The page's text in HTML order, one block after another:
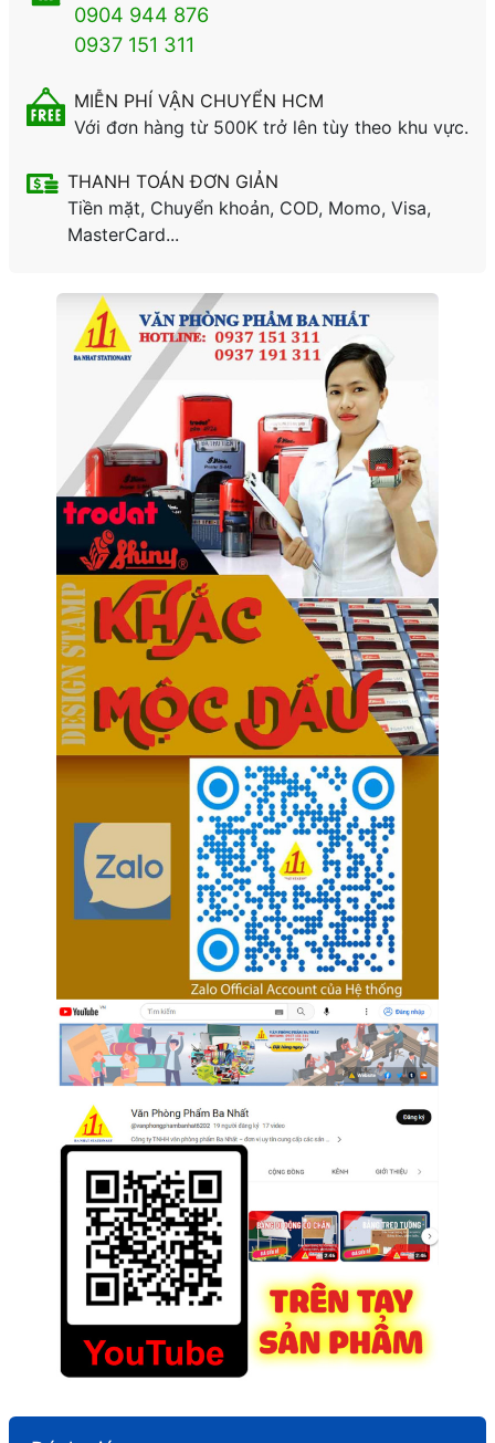
0904 944 876
0937 151 311
MIỄN PHÍ VẬN CHUYỂN HCM
Với đơn hàng từ 500K trở lên tùy theo khu vực.
THANH TOÁN ĐƠN GIẢN
Tiền mặt, Chuyển khoản, COD, Momo, Visa,
MasterCard...